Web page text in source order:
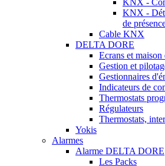
KNX -
de
Cable KNX
DELTA DORE
Ecrans et maison
Gestion et
Gestionnaires
Indicateurs de
Thermostats
Régulateurs
Thermostats,
Yokis
Alarmes
Alarme DELTA DORE
Les Packs